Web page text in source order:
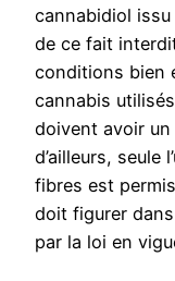
cannabidiol
de ce fait
conditions bien
cannabis
doivent avoir un
d’ailleurs, seule
fibres est
doit figurer
par la loi en